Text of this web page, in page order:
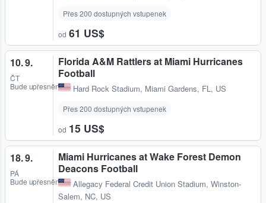
Přes 200 dostupných vstupenek
od 61 US$
10. 9.
ČT
Bude upřesněno
Florida A&M Rattlers at Miami Hurricanes
Football
Hard Rock Stadium, Miami Gardens, FL, US
Přes 200 dostupných vstupenek
od 15 US$
18. 9.
PÁ
Bude upřesněno
Miami Hurricanes at Wake Forest Demon
Deacons Football
Allegacy Federal Credit Union Stadium, Winston-
Salem, NC, US